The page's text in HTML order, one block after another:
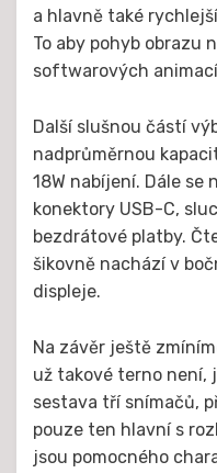
a hlavně také
To aby pohyb obrazu
softwarových
Další slušnou částí
nadprůměrnou
18W nabíjení. Dále se
konektory USB-C,
bezdrátové platby.
šikovně nachází v
displeje.
Na závěr ještě
už takové terno není,
sestava tří snímačů,
pouze ten hlavní s
jsou pomocného